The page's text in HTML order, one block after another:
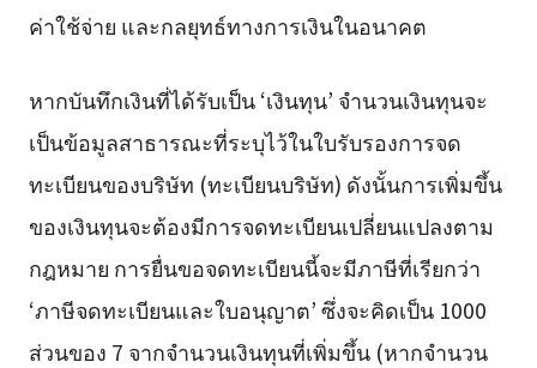
ค่าใช้จ่าย และกลยุทธ์ทางการเงินในอนาคต
หากบันทึกเงินที่ได้รับเป็น ‘เงินทุน’ จำนวนเงินทุนจะ
เป็นข้อมูลสาธารณะที่ระบุไว้ในใบรับรองการจด
ทะเบียนของบริษัท (ทะเบียนบริษัท) ดังนั้นการเพิ่มขึ้น
ของเงินทุนจะต้องมีการจดทะเบียนเปลี่ยนแปลงตาม
กฎหมาย การยื่นขอจดทะเบียนนี้จะมีภาษีที่เรียกว่า
‘ภาษีจดทะเบียนและใบอนุญาต’ ซึ่งจะคิดเป็น 1000
ส่วนของ 7 จากจำนวนเงินทุนที่เพิ่มขึ้น (หากจำนวน